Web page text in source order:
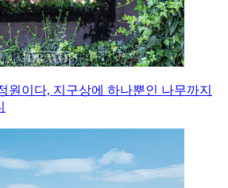
원이다, 지구상에 하나뿐인 나무까지